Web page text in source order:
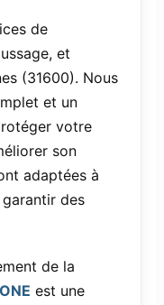
de
et
(31600). Nous
et un
votre
son
adaptées à
des
de la
est une